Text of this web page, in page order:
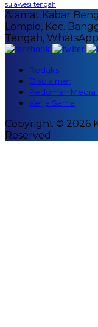
sulawesi tengah
Alamat Kabar
Lompio, Kec.
Tengah, WhatsApp
Redaksi
Disclaimer
Pedoman Media
Kerja Sama
Copyright © 2026
Reserved